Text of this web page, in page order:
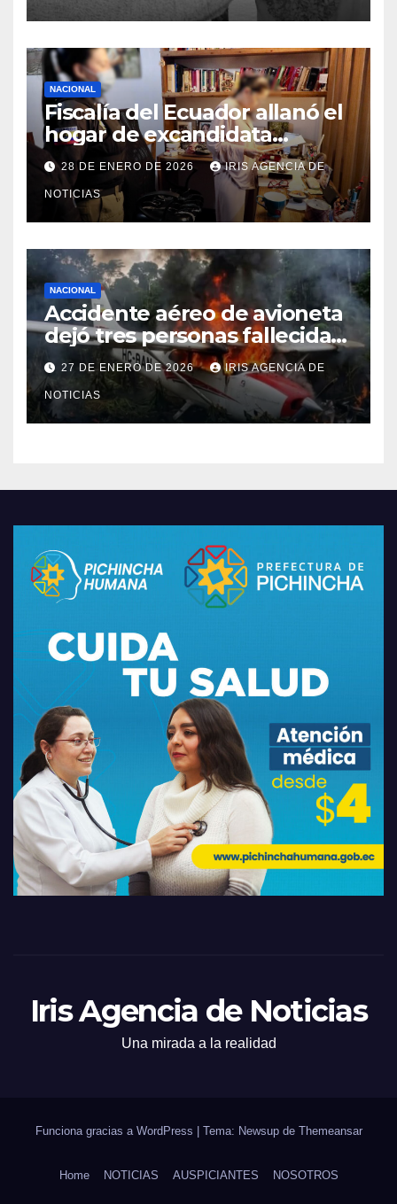
NACIONAL
Fiscalía del Ecuador allanó el
hogar de excandidata
presidencial vinculada al caso
Caja Chica
28 DE ENERO DE 2026 IRIS AGENCIA DE
NOTICIAS
NACIONAL
Accidente aéreo de avioneta
dejó tres personas fallecidas
en provincia de Morona
Santiago
27 DE ENERO DE 2026 IRIS AGENCIA DE
NOTICIAS
Iris Agencia de Noticias
Una mirada a la realidad
Funciona gracias a WordPress Tema: Newsup de Themeansar
Home NOTICIAS AUSPICIANTES NOSOTROS